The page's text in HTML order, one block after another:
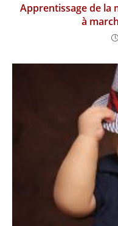
Apprentissage de la
à